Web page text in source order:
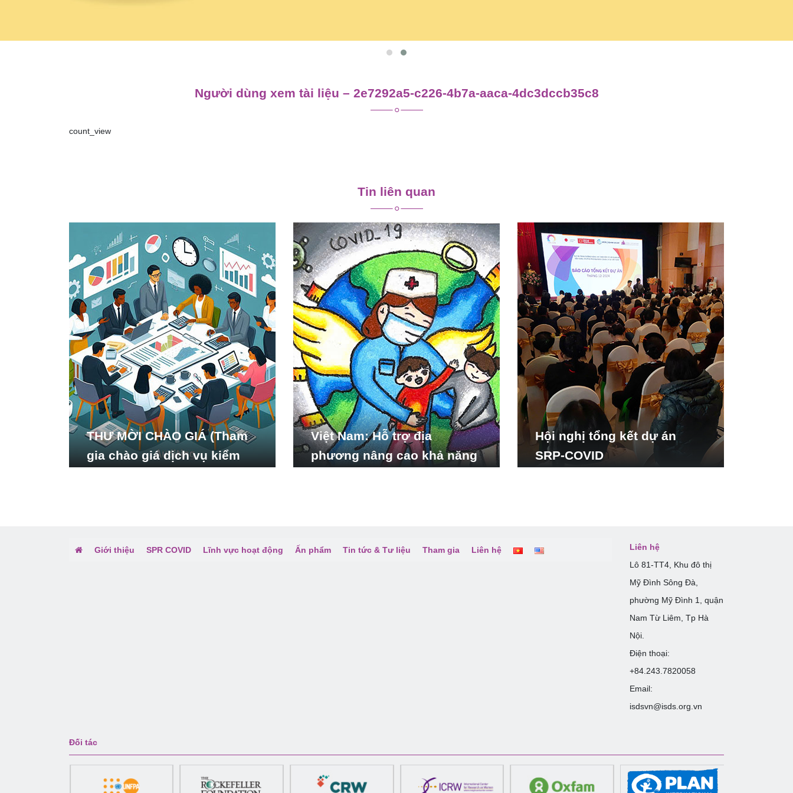
Người dùng xem tài liệu – 2e7292a5-c226-4b7a-aaca-4dc3dccb35c8
count_view
viết
Tin liên quan
THƯ MỜI CHÀO GIÁ (Tham
gia chào giá dịch vụ kiểm
Việt Nam: Hỗ trợ địa
phương nâng cao khả năng
Hội nghị tổng kết dự án
SRP-COVID
Giới thiệu SPR COVID Lĩnh vực hoạt động Ấn phẩm Tin tức & Tư liệu Tham gia Liên hệ
Liên hệ
Lô 81-TT4, Khu đô thị
Mỹ Đình Sông Đà,
phường Mỹ Đình 1, quận
Nam Từ Liêm, Tp Hà
Nội.
Điện thoại:
+84.243.7820058
Email:
isdsvn@isds.org.vn
Đối tác